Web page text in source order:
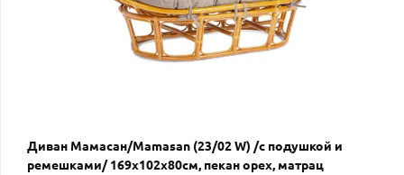
Диван Мамасан/Mamasan (23/02 W) /с подушкой и
ремешками/ 169х102х80см, пекан орех, матрац